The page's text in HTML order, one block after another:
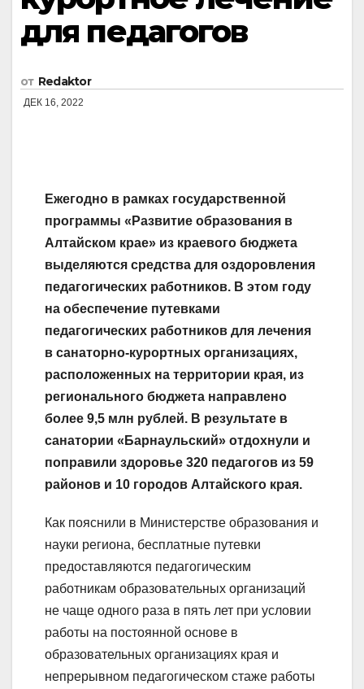
для педагогов
от Redaktor
ДЕК 16, 2022
Ежегодно в рамках государственной
программы «Развитие образования в
Алтайском крае» из краевого бюджета
выделяются средства для оздоровления
педагогических работников. В этом году
на обеспечение путевками
педагогических работников для лечения
в санаторно-курортных организациях,
расположенных на территории края, из
регионального бюджета направлено
более 9,5 млн рублей. В результате в
санатории «Барнаульский» отдохнули и
поправили здоровье 320 педагогов из 59
районов и 10 городов Алтайского края.
Как пояснили в Министерстве образования и
науки региона, бесплатные путевки
предоставляются педагогическим
работникам образовательных организаций
не чаще одного раза в пять лет при условии
работы на постоянной основе в
образовательных организациях края и
непрерывном педагогическом стаже работы